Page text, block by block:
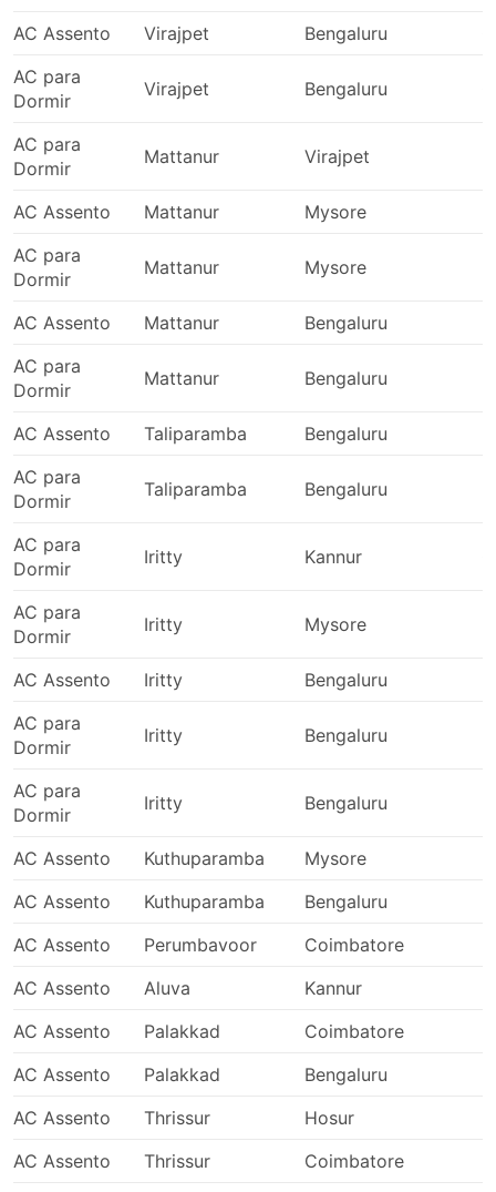
AC Assento
Virajpet Bengaluru
AC para
Dormir
Virajpet Bengaluru
AC para
Dormir
Mattanur Virajpet
AC Assento Mattanur Mysore
AC para
Dormir
Mattanur Mysore
AC Assento Mattanur Bengaluru
AC para
Dormir
Mattanur Bengaluru
AC Assento Taliparamba Bengaluru
AC para
Dormir
Taliparamba Bengaluru
AC para
Dormir
Iritty Kannur
AC para
Dormir
Iritty Mysore
AC Assento Iritty Bengaluru
AC para
Dormir
Iritty Bengaluru
AC para
Dormir
Iritty Bengaluru
AC Assento Kuthuparamba Mysore
AC Assento
Kuthuparamba Bengaluru
AC Assento
Perumbavoor Coimbatore
AC Assento
Aluva Kannur
AC Assento
Palakkad Coimbatore
AC Assento
Palakkad Bengaluru
AC Assento
Thrissur Hosur
AC Assento
Thrissur Coimbatore